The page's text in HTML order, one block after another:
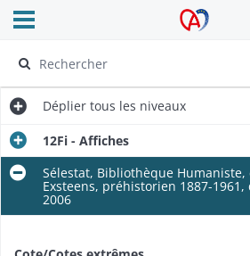
Archives Alsace -
Ouvrir le menu déroulant
Déplier tous les niveaux
12Fi - Affiches
Sélestat, Bibliothèque
Exsteens, préhistorien 1887-
2006